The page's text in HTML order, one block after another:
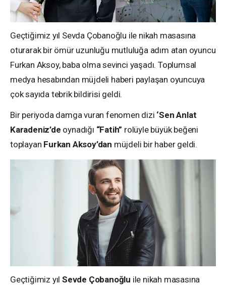
Geçtiğimiz yıl Sevda Çobanoğlu ile nikah masasına
oturarak bir ömür uzunluğu mutluluğa adım atan oyuncu
Furkan Aksoy, baba olma sevinci yaşadı. Toplumsal
medya hesabından müjdeli haberi paylaşan oyuncuya
çok sayıda tebrik bildirisi geldi.
Bir periyoda damga vuran fenomen dizi ‘Sen Anlat
Karadeniz’de oynadığı “Fatih” rolüyle büyük beğeni
toplayan Furkan Aksoy’dan müjdeli bir haber geldi.
Geçtiğimiz yıl Sevde Çobanoğlu ile nikah masasına